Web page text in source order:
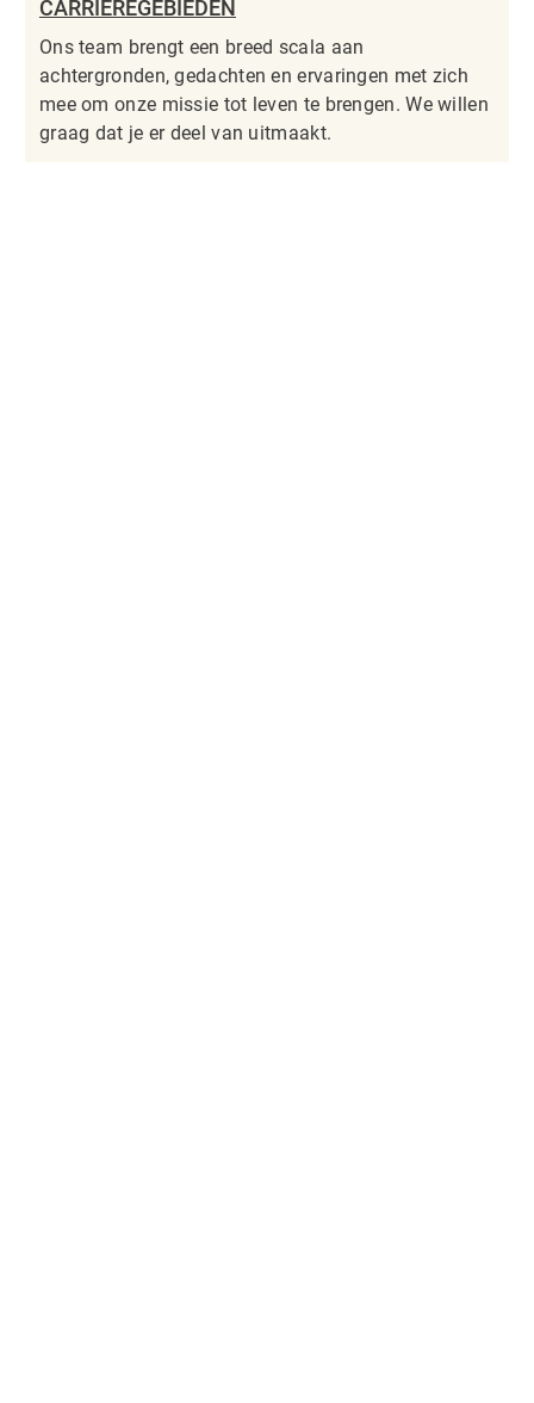
CARRIÈREGEBIEDEN
Ons team brengt een breed scala aan
achtergronden, gedachten en ervaringen met zich
mee om onze missie tot leven te brengen. We willen
graag dat je er deel van uitmaakt.